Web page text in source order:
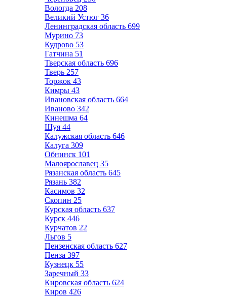
Вологда 208
Великий Устюг 36
Ленинградская область 699
Мурино 73
Кудрово 53
Гатчина 51
Тверская область 696
Тверь 257
Торжок 43
Кимры 43
Ивановская область 664
Иваново 342
Кинешма 64
Шуя 44
Калужская область 646
Калуга 309
Обнинск 101
Малоярославец 35
Рязанская область 645
Рязань 382
Касимов 32
Скопин 25
Курская область 637
Курск 446
Курчатов 22
Льгов 5
Пензенская область 627
Пенза 397
Кузнецк 55
Заречный 33
Кировская область 624
Киров 426